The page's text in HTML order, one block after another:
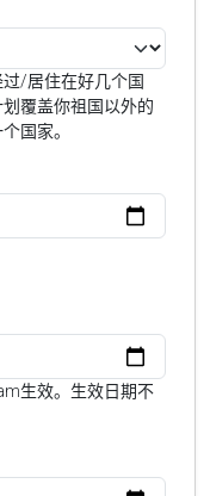
/居住在好几个国
覆盖你祖国以外的
国家。
生效。生效日期不